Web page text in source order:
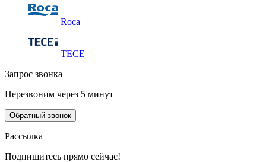
Roca
TECE
Запрос звонка
Перезвоним через 5 минут
Обратный звонок
Рассылка
Подпишитесь прямо сейчас!